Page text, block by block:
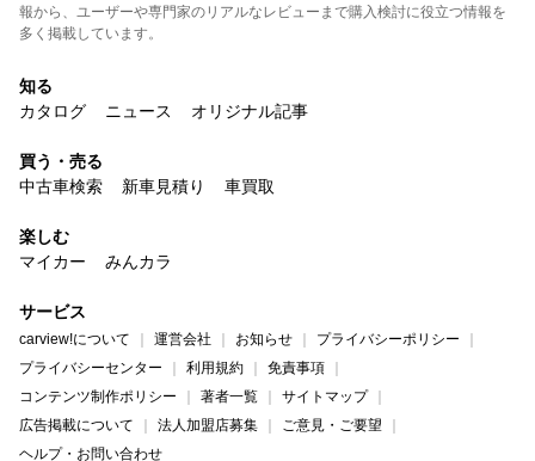
報から、ユーザーや専門家のリアルなレビューまで購入検討に役立つ情報を
多く掲載しています。
知る
カタログ
ニュース オリジナル記事
買う・売る
中古車検索
新車見積り 車買取
楽しむ
マイカー
みんカラ
サービス
carview!について 運営会社 お知らせ
プライバシーポリシー
プライバシーセンター
利用規約
免責事項
コンテンツ制作ポリシー
著者一覧
サイトマップ
広告掲載について
法人加盟店募集
ご意見・ご要望
ヘルプ・お問い合わせ